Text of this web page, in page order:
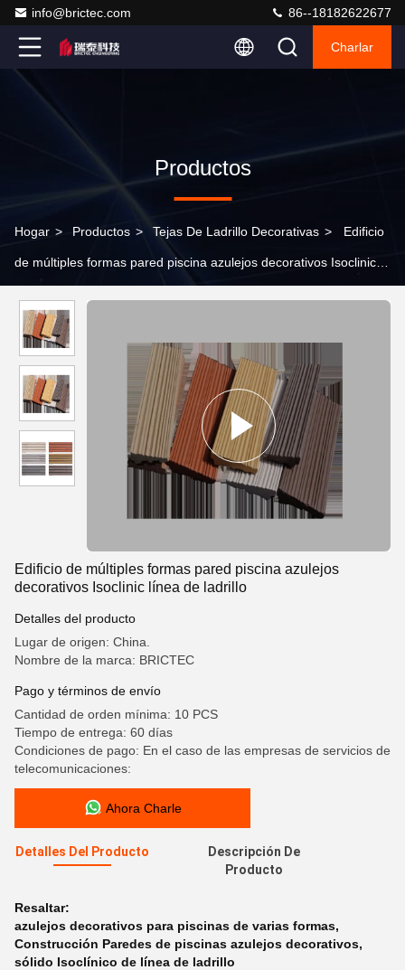
info@brictec.com 86--18182622677
Charlar
Productos
Hogar > Productos > Tejas De Ladrillo Decorativas > Edificio
de múltiples formas pared piscina azulejos decorativos Isoclinic
Edificio de múltiples formas pared piscina azulejos
decorativos Isoclinic línea de ladrillo
Detalles del producto
Lugar de origen: China.
Nombre de la marca: BRICTEC
Pago y términos de envío
Cantidad de orden mínima: 10 PCS
Tiempo de entrega: 60 días
Condiciones de pago: En el caso de las empresas de servicios de
telecomunicaciones:
Ahora Charle
Detalles Del Producto
Descripción De
Producto
Resaltar:
azulejos decorativos para piscinas de varias formas,
Construcción Paredes de piscinas azulejos decorativos,
sólido Isoclínico de línea de ladrillo